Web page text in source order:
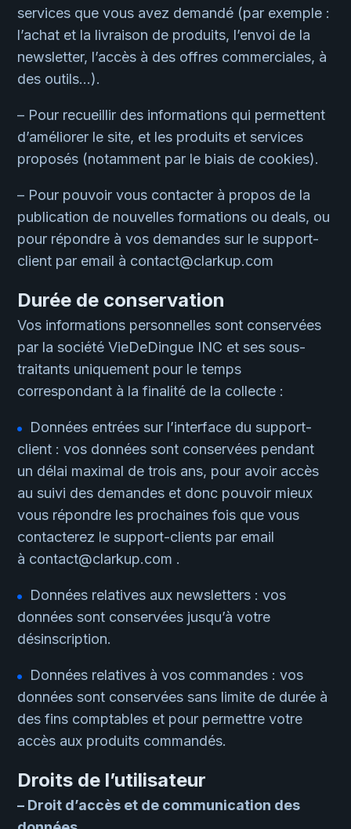
services que vous avez demandé (par exemple :
l’achat et la livraison de produits, l’envoi de la
newsletter, l’accès à des offres commerciales, à
des outils…).
– Pour recueillir des informations qui permettent
d’améliorer le site, et les produits et services
proposés (notamment par le biais de cookies).
– Pour pouvoir vous contacter à propos de la
publication de nouvelles formations ou deals, ou
pour répondre à vos demandes sur le support-
client par email à contact@clarkup.com
Durée de conservation
Vos informations personnelles sont conservées
par la sociétéVieDeDingue INC et ses sous-
traitants uniquement pour le temps
correspondant à la finalité de la collecte :
Données entrées sur l’interface du support-
client : vos données sont conservées pendant
un délai maximal de trois ans, pour avoir accès
au suivi des demandes et donc pouvoir mieux
vous répondre les prochaines fois que vous
contacterez le support-clients par email
à contact@clarkup.com .
Données relatives aux newsletters : vos
données sont conservées jusqu’à votre
désinscription.
Données relatives à vos commandes : vos
données sont conservées sans limite de durée à
des fins comptables et pour permettre votre
accès aux produits commandés.
Droits de l’utilisateur
– Droit d’accès et de communication des